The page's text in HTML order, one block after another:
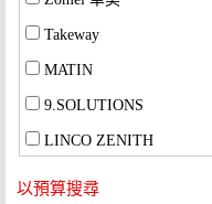
Takeway
MATIN
9.SOLUTIONS
LINCO ZENITH
以預算搜尋